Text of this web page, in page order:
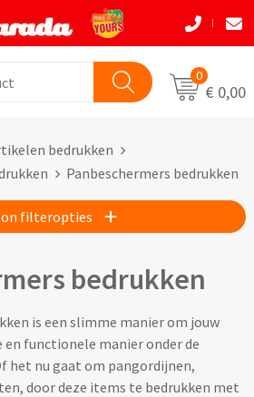
0
€ 0,00
bedrukken
bedrukken
tasjes
& heuptasjes
bedrukken
Panbeschermers bedrukken
filteropties
bedrukken
is een slimme manier om jouw
functionele manier onder de
het nu gaat om pangordijnen,
door deze items te bedrukken met